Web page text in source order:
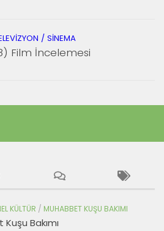
/ SINEMA
Film İncelemesi
KÜLTÜR / MUHABBET KUŞU BAKIMI
Bakımı